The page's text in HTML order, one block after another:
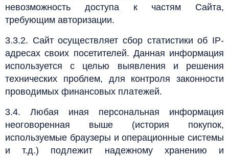
невозможность доступа к частям Сайта,
требующим авторизации.
3.3.2. Сайт осуществляет сбор статистики об IP-
адресах своих посетителей. Данная информация
используется с целью выявления и решения
технических проблем, для контроля законности
проводимых финансовых платежей.
3.4. Любая иная персональная информация
неоговоренная выше (история покупок,
используемые браузеры и операционные системы
и т.д.) подлежит надежному хранению и